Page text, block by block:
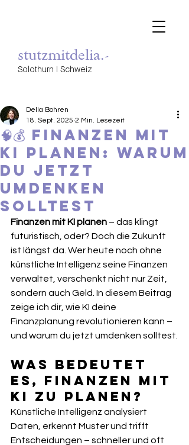
stutzmitdelia.-
Solothurn I Schweiz
🧠💰 Finanzen mit
KI planen: Warum
du jetzt
umdenken
solltest
Delia Bohren
18. Sept. 2025 2 Min. Lesezeit
Finanzen mit KI planen – das klingt
futuristisch, oder? Doch die Zukunft
ist längst da. Wer heute noch ohne
künstliche Intelligenz seine Finanzen
verwaltet, verschenkt nicht nur Zeit,
sondern auch Geld. In diesem Beitrag
zeige ich dir, wie KI deine
Finanzplanung revolutionieren kann –
und warum du jetzt umdenken solltest.
Was bedeutet
es, Finanzen mit
KI zu planen?
Künstliche Intelligenz analysiert
Daten, erkennt Muster und trifft
Entscheidungen – schneller und oft